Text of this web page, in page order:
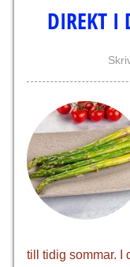
DIREKT I
till tidig sommar. I